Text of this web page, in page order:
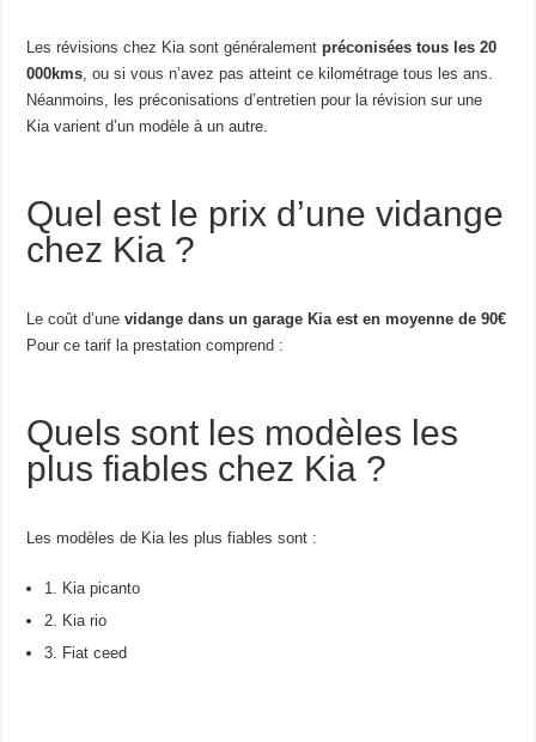
Les révisions chez Kia sont généralementpréconisées tous les 20
000kms , ou si vous n’avez pas atteint ce kilométrage tous les ans.
Néanmoins, les préconisations d’entretien pour la révision sur une
Kia varient d’un modèle à un autre.
Quel est le prix d’une vidange
chez Kia ?
Le coût d’unevidange dans un garage Kia est en moyenne de 90€
Pour ce tarif la prestation comprend :
Quels sont les modèles les
plus fiables chez Kia ?
Les modèles de Kia les plus fiables sont :
1. Kia picanto
2. Kia rio
3. Fiat ceed